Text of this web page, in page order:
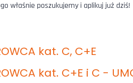
właśnie poszukujemy i aplikuj już dziś!
kat. C, C+E
kat. C+E i C -